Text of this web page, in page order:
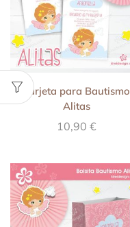
Tarjeta para Bautismo
Alitas
10,90 €